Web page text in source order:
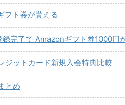
フト券が貰える
録完了で Amazonギフト券1000円
ジットカード新規入会特典比較
とめ